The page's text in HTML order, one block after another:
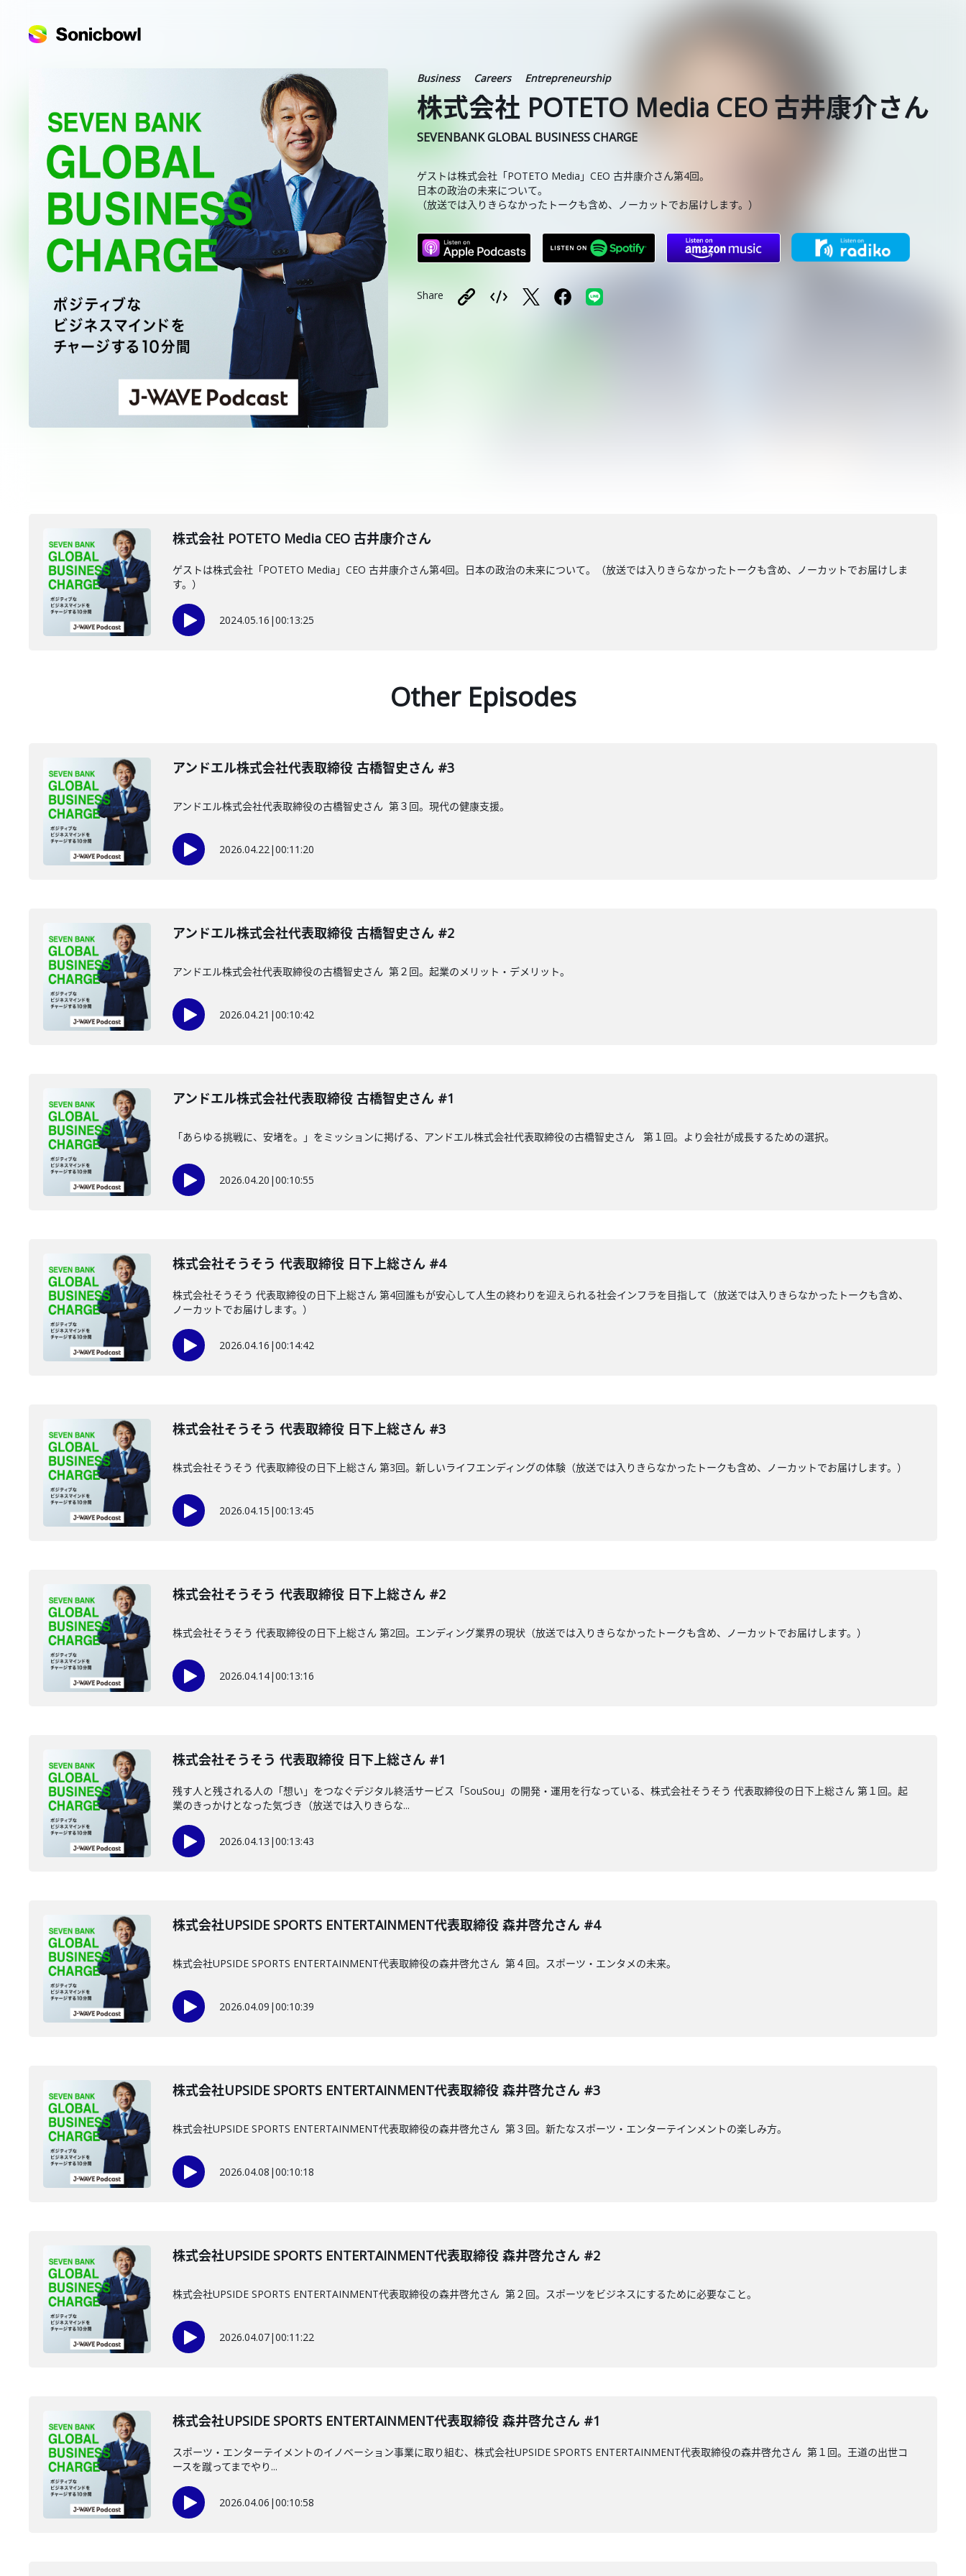
Business Careers Entrepreneurship
株式会社 POTETO Media CEO 古井康介さん
SEVENBANK GLOBAL BUSINESS CHARGE
ゲストは株式会社「POTETO Media」CEO 古井康介さん第4回。
日本の政治の未来について。
（放送では入りきらなかったトークも含め、ノーカットでお届けします。）
Share
株式会社 POTETO Media CEO 古井康介さん
ゲストは株式会社「POTETO Media」CEO 古井康介さん第4回。日本の政治の未来について。（放送では入りきらなかったトークも含め、ノーカットでお届けしま
す。）
2024.05.16 |00:13:25
Other Episodes
アンドエル株式会社代表取締役 古橋智史さん #3
アンドエル株式会社代表取締役の古橋智史さん 第３回。現代の健康支援。
2026.04.22|00:11:20
アンドエル株式会社代表取締役 古橋智史さん #2
アンドエル株式会社代表取締役の古橋智史さん 第２回。起業のメリット・デメリット。
2026.04.21 |00:10:42
アンドエル株式会社代表取締役 古橋智史さん #1
「あらゆる挑戦に、安堵を。」をミッションに掲げる、アンドエル株式会社代表取締役の古橋智史さん 第１回。より会社が成長するための選択。
2026.04.20 |00:10:55
株式会社そうそう 代表取締役 日下上総さん #4
株式会社そうそう 代表取締役の日下上総さん 第4回誰もが安心して人生の終わりを迎えられる社会インフラを目指して（放送では入りきらなかったトークも含め、
ノーカットでお届けします。）
2026.04.16 |00:14:42
株式会社そうそう 代表取締役 日下上総さん #3
株式会社そうそう 代表取締役の日下上総さん 第3回。新しいライフエンディングの体験（放送では入りきらなかったトークも含め、ノーカットでお届けします。）
2026.04.15 |00:13:45
株式会社そうそう 代表取締役 日下上総さん #2
株式会社そうそう 代表取締役の日下上総さん 第2回。エンディング業界の現状（放送では入りきらなかったトークも含め、ノーカットでお届けします。）
2026.04.14|00:13:16
株式会社そうそう 代表取締役 日下上総さん #1
残す人と残される人の「想い」をつなぐデジタル終活サービス「SouSou」の開発・運用を行なっている、株式会社そうそう 代表取締役の日下上総さん 第１回。起
業のきっかけとなった気づき（放送では入りきらな...
2026.04.13 |00:13:43
株式会社UPSIDE SPORTS ENTERTAINMENT代表取締役 森井啓允さん #4
株式会社UPSIDE SPORTS ENTERTAINMENT代表取締役の森井啓允さん 第４回。スポーツ・エンタメの未来。
2026.04.09 |00:10:39
株式会社UPSIDE SPORTS ENTERTAINMENT代表取締役 森井啓允さん #3
株式会社UPSIDE SPORTS ENTERTAINMENT代表取締役の森井啓允さん 第３回。新たなスポーツ・エンターテインメントの楽しみ方。
2026.04.08 |00:10:18
株式会社UPSIDE SPORTS ENTERTAINMENT代表取締役 森井啓允さん #2
株式会社UPSIDE SPORTS ENTERTAINMENT代表取締役の森井啓允さん 第２回。スポーツをビジネスにするために必要なこと。
2026.04.07|00:11:22
株式会社UPSIDE SPORTS ENTERTAINMENT代表取締役 森井啓允さん #1
スポーツ・エンターテイメントのイノベーション事業に取り組む、株式会社UPSIDE SPORTS ENTERTAINMENT代表取締役の森井啓允さん 第１回。王道の出世コ
ースを蹴ってまでやり...
2026.04.06 |00:10:58